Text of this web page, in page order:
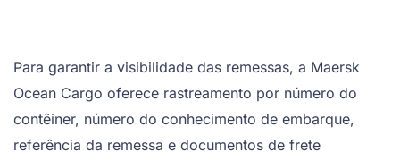
Para garantir a visibilidade das remessas, a Maersk
Ocean Cargo oferece rastreamento por número do
contêiner, número do conhecimento de embarque,
referência da remessa e documentos de frete